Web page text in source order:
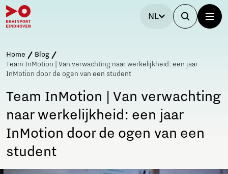
NL
Home
Blog
Team InMotion | Van verwachting naar werkelijkheid: een jaar
InMotion door de ogen van een student
Team InMotion | Van verwachting
naar werkelijkheid: een jaar
InMotion door de ogen van een
student